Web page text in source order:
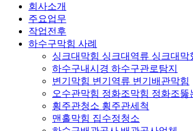
회사소개
주요업무
작업전후
하수구막힘 사례
싱크대막힘 싱크대역류 싱크대막
하수구내시경 하수구관로탐지
변기막힘 변기역류 변기배관막힘
오수관막힘 정화조막힘 정화조뚫
횡주관청소 횡주관세척
맨홀막힘 집수정청소